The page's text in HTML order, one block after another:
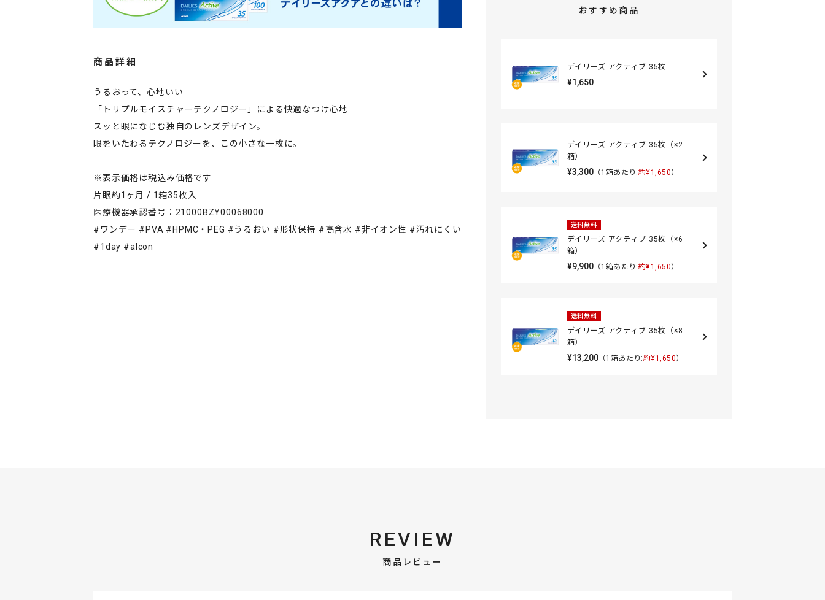
商品詳細
うるおって、心地いい
「トリプルモイスチャーテクノロジー」による快適なつけ心地
スッと眼になじむ独自のレンズデザイン。
眼をいたわるテクノロジーを、この小さな一枚に。
※表示価格は税込み価格です
片眼約1ヶ月 / 1箱35枚入
医療機器承認番号：21000BZY00068000
#ワンデー #PVA #HPMC・PEG #うるおい #形状保持 #高含水 #非イオン性 #汚れにくい
#1day #alcon
おすすめ商品
デイリーズ アクティブ 35枚
¥1,650
デイリーズ アクティブ 35枚（×2
箱）
¥3,300（1箱あたり:約¥1,650）
送料無料
デイリーズ アクティブ 35枚（×6
箱）
¥9,900（1箱あたり:約¥1,650）
送料無料
デイリーズ アクティブ 35枚（×8
箱）
¥13,200（1箱あたり:約¥1,650）
REVIEW
商品レビュー